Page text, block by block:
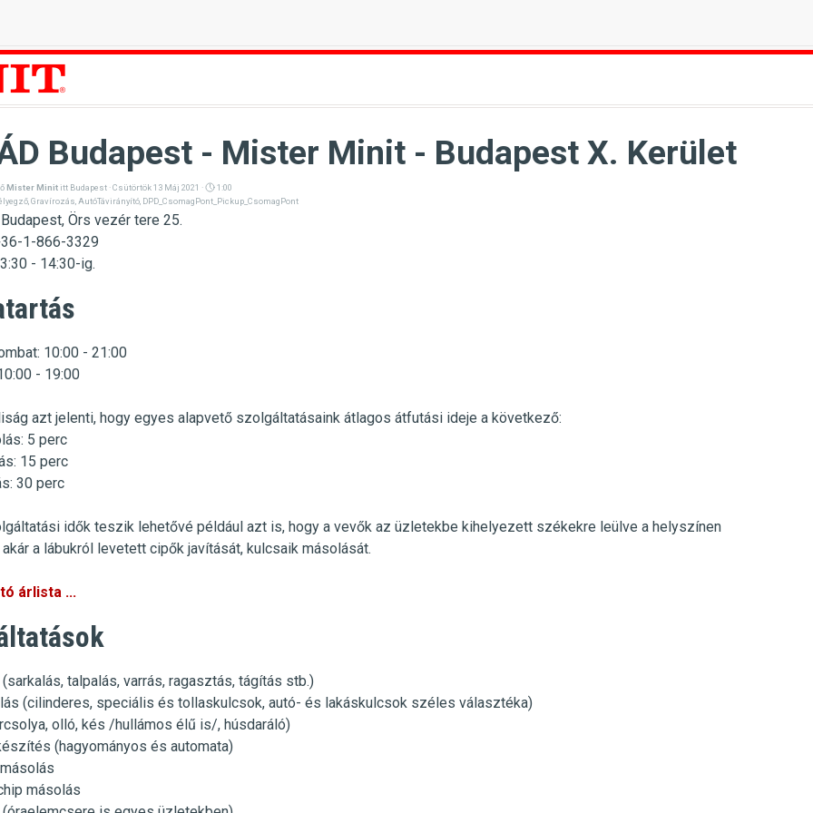
Budapest - Mister Minit - Budapest X. Kerület
Mister Minit itt Budapest · Csütörtök 13 Máj 2021 ·
1:00
Gravírozás AutóTávirányító DPD_CsomagPont_Pickup_CsomagPont
Örs vezér tere 25.
1-866-3329
- 14:30-ig.
10:00 - 21:00
- 19:00
azt jelenti, hogy egyes alapvető szolgáltatásaink átlagos átfutási ideje a következő:
: 5 perc
: 15 perc
: 30 perc
idők teszik lehetővé például azt is, hogy a vevők az üzletekbe kihelyezett székekre leülve a helyszínen
a lábukról levetett cipők javítását, kulcsaik másolását.
árlista ...
talpalás, varrás, ragasztás, tágítás stb.)
(cilinderes, speciális és tollaskulcsok, autó- és lakáskulcsok széles választéka)
olló, kés /hullámos élű is/, húsdaráló)
(hagyományos és automata)
másolás